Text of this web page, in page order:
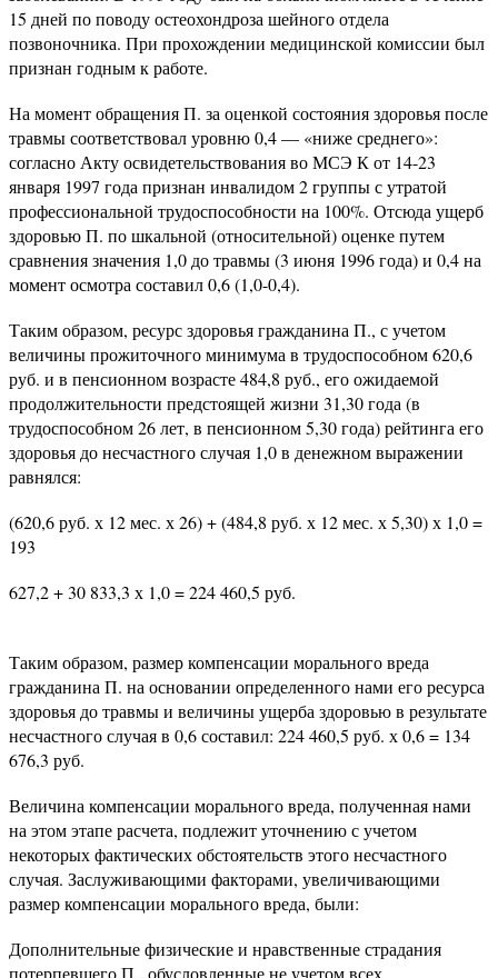
15 дней по поводу остеохондроза шейного отдела
позвоночника. При прохождении медицинской комиссии был
признан годным к работе.
На момент обращения П. за оценкой состояния здоровья после
травмы соответствовал уровню 0,4 — «ниже среднего»:
согласно Акту освидетельствования во МСЭ К от 14-23
января 1997 года признан инвалидом 2 группы с утратой
профессиональной трудоспособности на 100%. Отсюда ущерб
здоровью П. по шкальной (относительной) оценке путем
сравнения значения 1,0 до травмы (3 июня 1996 года) и 0,4 на
момент осмотра составил 0,6 (1,0-0,4).
Таким образом, ресурс здоровья гражданина П., с учетом
величины прожиточного минимума в трудоспособном 620,6
руб. и в пенсионном возрасте 484,8 руб., его ожидаемой
продолжительности предстоящей жизни 31,30 года (в
трудоспособном 26 лет, в пенсионном 5,30 года) рейтинга его
здоровья до несчастного случая 1,0 в денежном выражении
равнялся:
(620,6 руб. х 12 мес. х 26) + (484,8 руб. х 12 мес. х 5,30) х 1,0 =
193
627,2 + 30 833,3 х 1,0 = 224 460,5 руб.
Таким образом, размер компенсации морального вреда
гражданина П. на основании определенного нами его ресурса
здоровья до травмы и величины ущерба здоровью в результате
несчастного случая в 0,6 составил: 224 460,5 руб. х 0,6 = 134
676,3 руб.
Величина компенсации морального вреда, полученная нами
на этом этапе расчета, подлежит уточнению с учетом
некоторых фактических обстоятельств этого несчастного
случая. Заслуживающими факторами, увеличивающими
размер компенсации морального вреда, были:
Дополнительные физические и нравственные страдания
потерпевшего П., обусловленные не учетом всех